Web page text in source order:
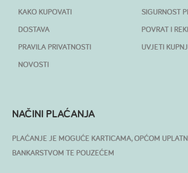
KAKO KUPOVATI
DOSTAVA
PRAVILA PRIVATNOSTI
NOVOSTI
SIGURNOST
POVRAT I
UVJETI
NAČINI PLAĆANJA
PLAĆANJE JE MOGUĆE KARTICAMA, OPĆOM
BANKARSTVOM TE POUZEĆEM